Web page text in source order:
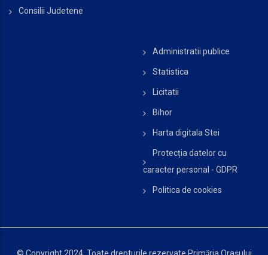
Consilii Judetene
Administratii publice
Statistica
Licitatii
Bihor
Harta digitala Stei
Protecția datelor cu
caracter personal - GDPR
Politica de cookies
© Copyright 2024. Toate drepturile rezervate Primǎria Orașului